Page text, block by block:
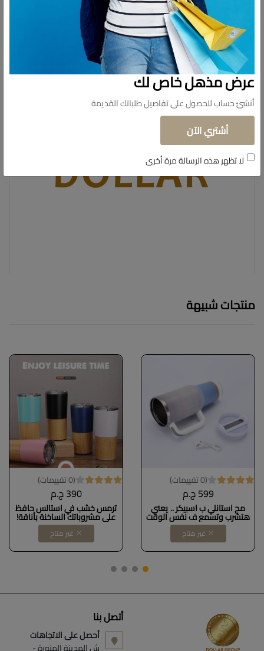
أنيق وعصري: بفضل تصميمه العصري والأنيق، فإن هذا الكوب
ليس عمليًا فحسب، بل إنه أيضًا ملحق أنيق لتنقلاتك اليومية أو
مكتبك.
سهل التنظيف: الجزء الداخلي المصنوع من السيراميك سهل
التنظيف، مما يمنع البقع والروائح
منتجات شبيهة
(0 تقييمات)
599 ج.م
مج استانلي ب اسبيكر .. يعني
هتشرب وتسمع ف نفس الوقت
وصله USBغير متاح
(0 تقييمات)
390 ج.م
ترمس خشب في استالس حافظ
على مشروباتك الساخنة بأناقة!
غير متاح
أتصل بنا
أحصل على الاتجاهات
عرض مذهل خاص لك
أنشئ حساب للحصول على تفاصيل طلباتك القديمة
أشتري الآن
لا تظهر هذه الرسالة مرة أخرى